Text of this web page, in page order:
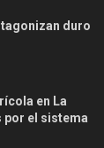
duro
en La
por el sistema